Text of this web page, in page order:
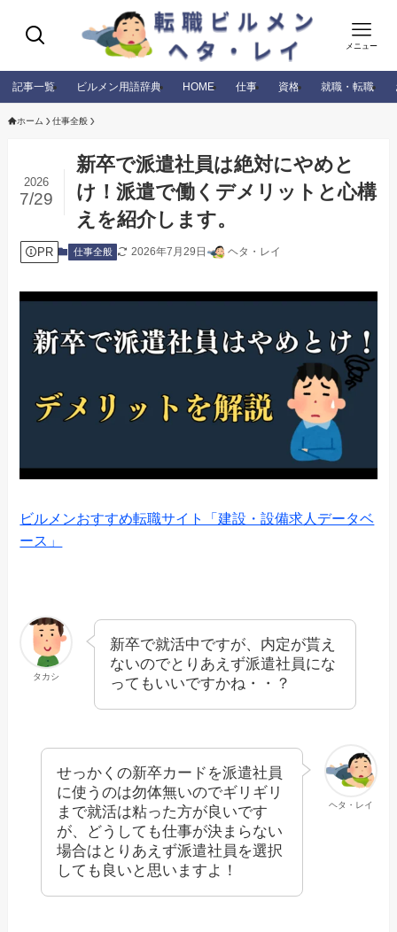
メニュー
記事一覧 ビルメン用語辞典 HOME 仕事 資格 就職・転職
ホーム 仕事全般
新卒で派遣社員は絶対にやめと
け！派遣で働くデメリットと心構
えを紹介します。
2026
7/29
PR 仕事全般 2026年7月29日 ヘタ・レイ
ビルメンおすすめ転職サイト「建設・設備求人データベ
ース」
タカシ
新卒で就活中ですが、内定が貰え
ないのでとりあえず派遣社員にな
ってもいいですかね・・？
ヘタ・レイ
せっかくの新卒カードを派遣社員
に使うのは勿体無いのでギリギリ
まで就活は粘った方が良いです
が、どうしても仕事が決まらない
場合はとりあえず派遣社員を選択
しても良いと思いますよ！